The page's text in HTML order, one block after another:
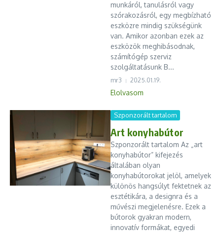
munkáról, tanulásról vagy
szórakozásról, egy megbízható
eszközre mindig szükségünk
van. Amikor azonban ezek az
eszközök meghibásodnak,
számítógép szerviz
szolgáltatásunk B...
mr3 2025.01.19.
Elolvasom
Szponzorált tartalom
Art konyhabútor
Szponzorált tartalom Az „art
konyhabútor” kifejezés
általában olyan
konyhabútorokat jelöl, amelyek
különös hangsúlyt fektetnek az
esztétikára, a designra és a
művészi megjelenésre. Ezek a
bútorok gyakran modern,
innovatív formákat, egyedi